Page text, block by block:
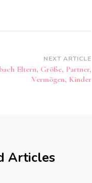
NEXT ARTICLE
Eltern, Größe, Partner,
Vermögen, Kinder
Articles